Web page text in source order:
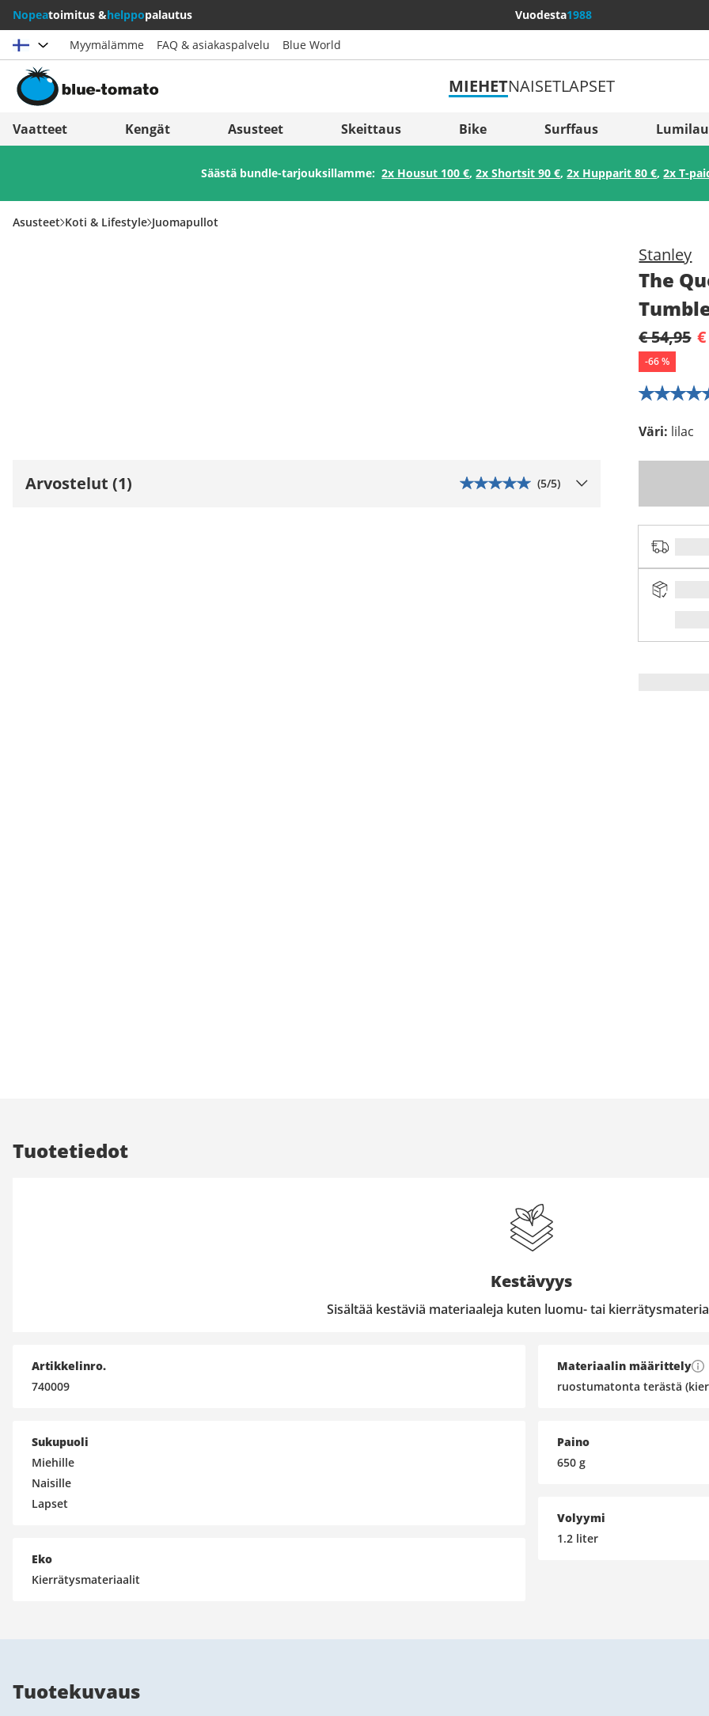
Nopeatoimitus &helppopalautus Vuodesta1988
Valitse maat
Österreich
Italia (Italiano)
Italien (Deutsch)
Slovenija
België (Nederlands)
Myymälämme FAQ & asiakaspalvelu Blue World
MIEHETNAISETLAPSET
Vaatteet Kengät Asusteet Skeittaus Bike Surffaus
Säästä bundle-tarjouksillamme:2x Housut 100 €,2x Shortsit 90 €,2x Hupparit 80 €,2x T-
Asusteet Koti & Lifestyle Juomapullot
Stanley
The
€ 54,95
-66%
Väri: lilac
Arvostelut (1) (5/5)
Tuotetiedot
Kestävyys
Sisältää kestäviä materiaaleja kuten luomu- tai
Artikkelinro.
740009
Sukupuoli
Miehille
Naisille
Lapset
Eko
Kierrätysmateriaalit
Materiaalin määrittely
ruostumatonta terästä
Paino
650 g
Volyymi
1.2 liter
Tuotekuvaus